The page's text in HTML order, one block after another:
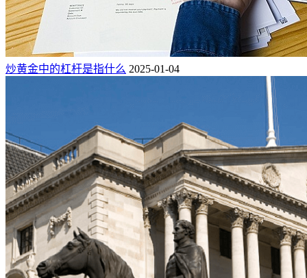
炒黄金中的杠杆是指什么 2025-01-04